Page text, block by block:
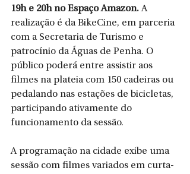
19h e 20h no Espaço Amazon. A
realização é da BikeCine, em parceria
com a Secretaria de Turismo e
patrocínio da Águas de Penha. O
público poderá entre assistir aos
filmes na plateia com 150 cadeiras ou
pedalando nas estações de bicicletas,
participando ativamente do
funcionamento da sessão.
A programação na cidade exibe uma
sessão com filmes variados em curta-